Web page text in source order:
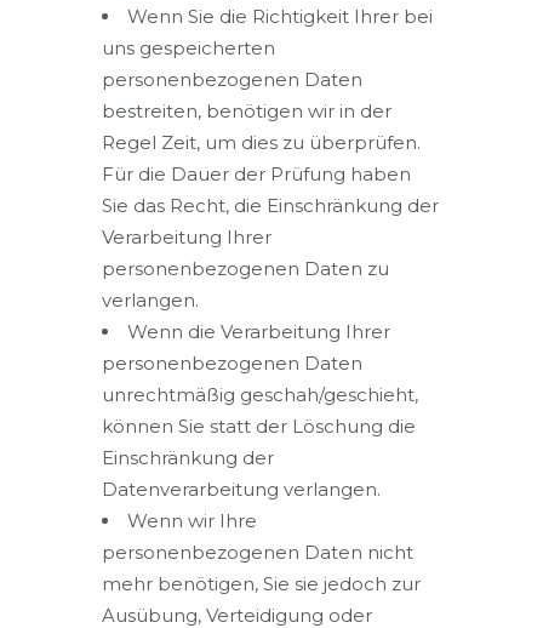
Wenn Sie die Richtigkeit Ihrer bei
uns gespeicherten
personenbezogenen Daten
bestreiten, benötigen wir in der
Regel Zeit, um dies zu überprüfen.
Für die Dauer der Prüfung haben
Sie das Recht, die Einschränkung der
Verarbeitung Ihrer
personenbezogenen Daten zu
verlangen.
Wenn die Verarbeitung Ihrer
personenbezogenen Daten
unrechtmäßig geschah/geschieht,
können Sie statt der Löschung die
Einschränkung der
Datenverarbeitung verlangen.
Wenn wir Ihre
personenbezogenen Daten nicht
mehr benötigen, Sie sie jedoch zur
Ausübung, Verteidigung oder